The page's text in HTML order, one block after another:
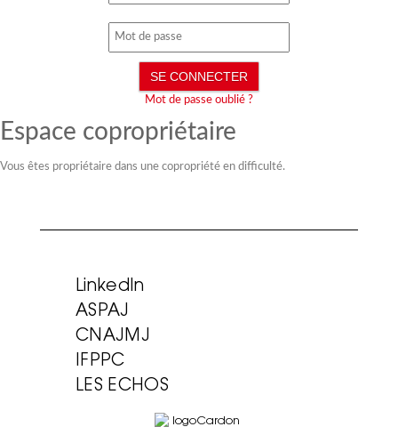
Mot de passe oublié ?
Espace copropriétaire
Vous êtes propriétaire dans une copropriété en difficulté.
LinkedIn
ASPAJ
CNAJMJ
IFPPC
LES ECHOS